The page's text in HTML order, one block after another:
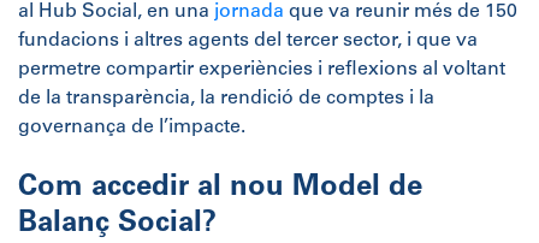
al Hub Social, en una jornada que va reunir més de 150
fundacions i altres agents del tercer sector, i que va
permetre compartir experiències i reflexions al voltant
de la transparència, la rendició de comptes i la
governança de l’impacte.
Com accedir al nou Model de
Balanç Social?